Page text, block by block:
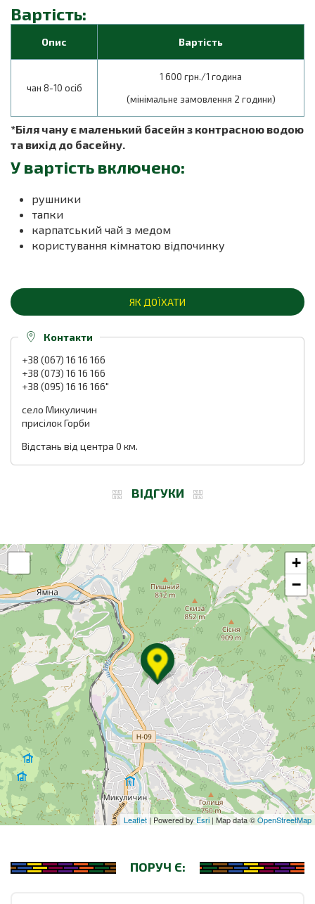
Вартість:
Опис Вартість
чан 8-10 осіб
1 600 грн./1 година
(мінімальне замовлення 2 години)
*Біля чану є маленький басейн з контрасною водою
та вихід до басейну.
У вартість включено:
рушники
тапки
карпатський чай з медом
користування кімнатою відпочинку
ЯК ДОЇХАТИ
Контакти
+38 (067) 16 16 166
+38 (073) 16 16 166
+38 (095) 16 16 166"
село Микуличин
присілок Горби
Відстань від центра 0 км.
ВІДГУКИ
+
−
Leaflet | Powered byEsri | Map data ©OpenStreetMap
ПОРУЧ Є: